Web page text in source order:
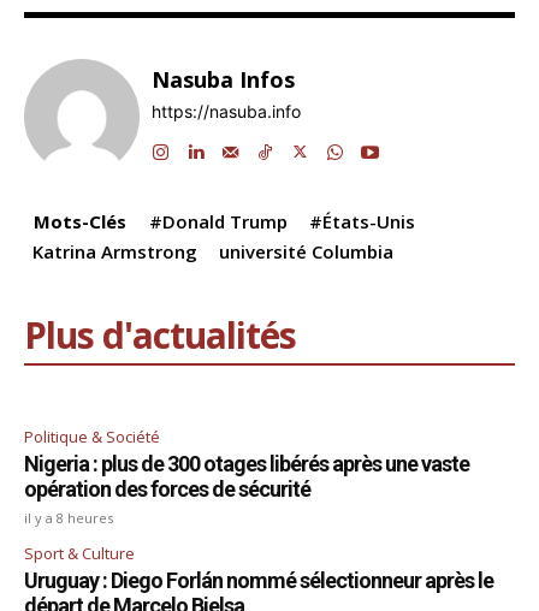
c
e
b
o
k
k
e
dI
n
at
s
A
p
e
gr
a
m
e
s
ai p ta
Nasuba Infos
https://nasuba.info
Mots-Clés #Donald Trump
#États-Unis
Katrina Armstrong
université Columbia
Plus d'actualités
Politique & Société
Nigeria : plus de 300 otages libérés après une vaste
opération des forces de sécurité
il y a 8 heures
Sport & Culture
Uruguay : Diego Forlán nommé sélectionneur après le